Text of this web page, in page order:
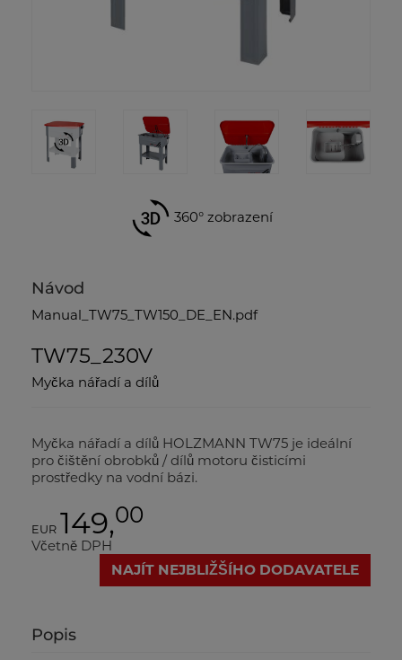
360° zobrazení
Návod
Manual_TW75_TW150_DE_EN.pdf
TW75_230V
Myčka nářadí a dílů
Myčka nářadí a dílů HOLZMANN TW75 je ideální
pro čištění obrobků / dílů motoru čisticími
prostředky na vodní bázi.
EUR 149,00
Včetně DPH
NAJÍT NEJBLIŽŠÍHO DODAVATELE
Popis